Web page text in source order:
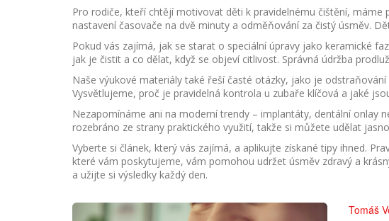
Pro rodiče, kteří chtějí motivovat děti k pravidelnému čištění, máme
nastavení časovače na dvě minuty a odměňování za čistý úsměv.
Pokud vás zajímá, jak se starat o speciální úpravy jako keramické
jak je čistit a co dělat, když se objeví citlivost. Správná údržba
Naše výukové materiály také řeší časté otázky, jako je
Vysvětlujeme, proč je pravidelná kontrola u zubaře klíčová a jaké
Nezapomínáme ani na moderní trendy – implantáty, dentální onlay
rozebráno ze strany praktického využití, takže si můžete udělat
Vyberte si článek, který vás zajímá, a aplikujte získané tipy ihned.
které vám poskytujeme, vám pomohou udržet úsměv zdravý a
a užijte si výsledky každý den.
Tomáš